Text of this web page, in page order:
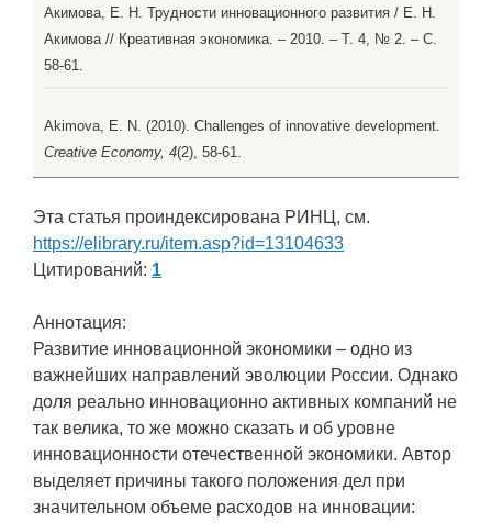
Акимова, Е. Н. Трудности инновационного развития / Е. Н.
Акимова // Креативная экономика. – 2010. – Т. 4, № 2. – С.
58-61.
Akimova, E. N. (2010). Challenges of innovative development.
Creative Economy, 4(2), 58-61.
Эта статья проиндексирована РИНЦ, см.
https://elibrary.ru/item.asp?id=13104633
Цитирований: 1
Аннотация:
Развитие инновационной экономики – одно из
важнейших направлений эволюции России. Однако
доля реально инновационно активных компаний не
так велика, то же можно сказать и об уровне
инновационности отечественной экономики. Автор
выделяет причины такого положения дел при
значительном объеме расходов на инновации: